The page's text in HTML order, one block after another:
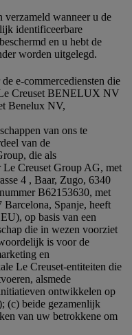
verzameld wanneer u de
identificeerbare
en u hebt de
worden uitgelegd.
e-commercediensten die
Creuset BENELUX NV
Benelux NV,
van ons te
van de
die als
Le Creuset Group AG, met
4 , Baar, Zugo, 6340
B62153630, met
Barcelona, Spanje, heeft
op basis van een
die in wezen voorziet
is voor de
en
Le Creuset-entiteiten die
alsmede
ontwikkelen op
(c) beide gezamenlijk
van uw betrokkene om